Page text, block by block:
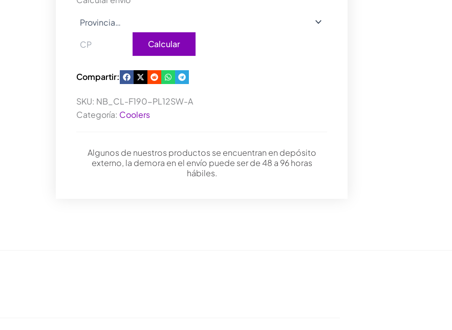
Calcular
Compartir:
SKU: NB_CL-F190-PL12SW-A
Categoría: Coolers
Algunos de nuestros productos se encuentran en depósito
externo, la demora en el envío puede ser de 48 a 96 horas
hábiles.